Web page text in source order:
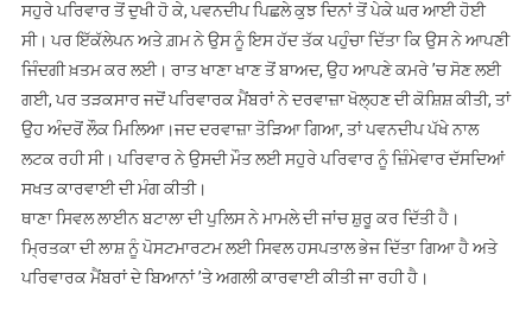
ਸਹੁਰੇ ਪਰਿਵਾਰ ਤੋਂ ਦੁਖੀ ਹੋ ਕੇ, ਪਵਨਦੀਪ ਪਿਛਲੇ ਕੁਝ ਦਿਨਾਂ ਤੋਂ ਪੇਕੇ ਘਰ ਆਈ ਹੋਈ
ਸੀ। ਪਰ ਇੱਕੱਲੇਪਨ ਅਤੇ ਗ਼ਮ ਨੇ ਉਸ ਨੂੰ ਇਸ ਹੱਦ ਤੱਕ ਪਹੁੰਚਾ ਦਿੱਤਾ ਕਿ ਉਸ ਨੇ ਆਪਣੀ
ਜਿੰਦਗੀ ਖ਼ਤਮ ਕਰ ਲਈ। ਰਾਤ ਖਾਣਾ ਖਾਣ ਤੋਂ ਬਾਅਦ, ਉਹ ਆਪਣੇ ਕਮਰੇ ’ਚ ਸੋਣ ਲਈ
ਗਈ, ਪਰ ਤੜਕਸਾਰ ਜਦੋਂ ਪਰਿਵਾਰਕ ਮੈਂਬਰਾਂ ਨੇ ਦਰਵਾਜ਼ਾ ਖੋਲ੍ਹਣ ਦੀ ਕੋਸ਼ਿਸ਼ ਕੀਤੀ, ਤਾਂ
ਉਹ ਅੰਦਰੋਂ ਲੌਕ ਮਿਲਿਆ।ਜਦ ਦਰਵਾਜ਼ਾ ਤੋੜਿਆ ਗਿਆ, ਤਾਂ ਪਵਨਦੀਪ ਪੱਖੇ ਨਾਲ
ਲਟਕ ਰਹੀ ਸੀ। ਪਰਿਵਾਰ ਨੇ ਉਸਦੀ ਮੌਤ ਲਈ ਸਹੁਰੇ ਪਰਿਵਾਰ ਨੂੰ ਜ਼ਿੰਮੇਵਾਰ ਦੱਸਦਿਆਂ
ਸਖਤ ਕਾਰਵਾਈ ਦੀ ਮੰਗ ਕੀਤੀ।
ਥਾਣਾ ਸਿਵਲ ਲਾਈਨ ਬਟਾਲਾ ਦੀ ਪੁਲਿਸ ਨੇ ਮਾਮਲੇ ਦੀ ਜਾਂਚ ਸ਼ੁਰੂ ਕਰ ਦਿੱਤੀ ਹੈ।
ਮ੍ਰਿਤਕਾ ਦੀ ਲਾਸ਼ ਨੂੰ ਪੋਸਟਮਾਰਟਮ ਲਈ ਸਿਵਲ ਹਸਪਤਾਲ ਭੇਜ ਦਿੱਤਾ ਗਿਆ ਹੈ ਅਤੇ
ਪਰਿਵਾਰਕ ਮੈਂਬਰਾਂ ਦੇ ਬਿਆਨਾਂ ’ਤੇ ਅਗਲੀ ਕਾਰਵਾਈ ਕੀਤੀ ਜਾ ਰਹੀ ਹੈ।